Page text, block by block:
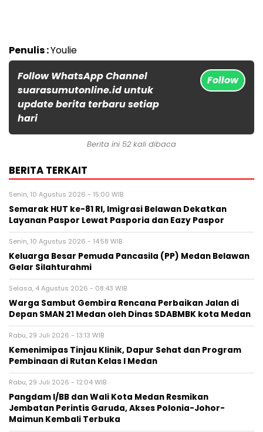
Penulis :Youlie
Follow WhatsApp Channel
suarasumutonline.id untuk
update berita terbaru setiap
hari
Follow
Berita ini 52 kali dibaca
BERITA TERKAIT
Senin, 10 Agustus 2026 - 15:00 WIB
Semarak HUT ke-81 RI, Imigrasi Belawan Dekatkan
Layanan Paspor Lewat Pasporia dan Eazy Paspor
Senin, 10 Agustus 2026 - 14:58 WIB
Keluarga Besar Pemuda Pancasila (PP) Medan Belawan
Gelar Silahturahmi
Selasa, 4 Agustus 2026 - 08:43 WIB
Warga Sambut Gembira Rencana Perbaikan Jalan di
Depan SMAN 21 Medan oleh Dinas SDABMBK kota Medan
Rabu, 29 Juli 2026 - 13:13 WIB
Kemenimipas Tinjau Klinik, Dapur Sehat dan Program
Pembinaan di Rutan Kelas I Medan
Rabu, 29 Juli 2026 - 12:04 WIB
Pangdam I/BB dan Wali Kota Medan Resmikan
Jembatan Perintis Garuda, Akses Polonia-Johor-
Maimun Kembali Terbuka